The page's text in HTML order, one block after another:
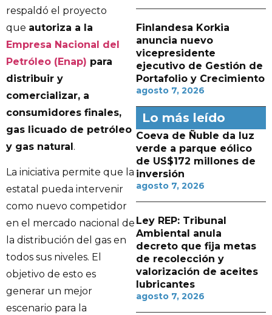
respaldó el proyecto
que autoriza a la
Empresa Nacional del
Petróleo (Enap) para
distribuir y
comercializar, a
consumidores finales,
gas licuado de petróleo
y gas natural.
La iniciativa permite que la
estatal pueda intervenir
como nuevo competidor
en el mercado nacional de
la distribución del gas en
todos sus niveles. El
objetivo de esto es
generar un mejor
escenario para la
Finlandesa Korkia
anuncia nuevo
vicepresidente
ejecutivo de Gestión de
Portafolio y Crecimiento
agosto 7, 2026
Lo más leído
Coeva de Ñuble da luz
verde a parque eólico
de US$172 millones de
inversión
agosto 7, 2026
Ley REP: Tribunal
Ambiental anula
decreto que fija metas
de recolección y
valorización de aceites
lubricantes
agosto 7, 2026